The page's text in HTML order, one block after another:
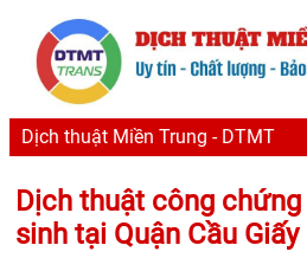
Dịch thuật Miền Trung - DTMT
Dịch thuật công chứng
sinh tại Quận Cầu